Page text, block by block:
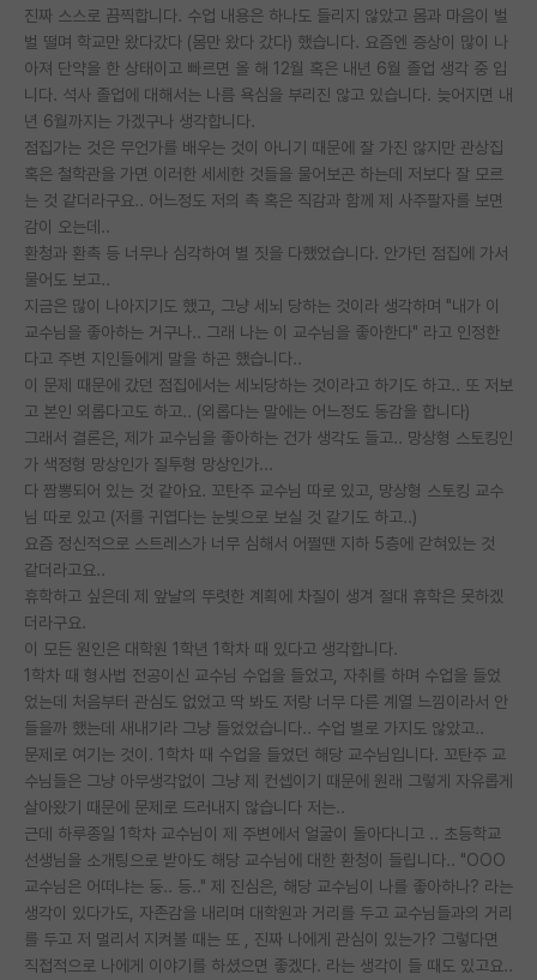
취업 게시판
임용 후기 게시판
PI 전용 게시판
인문사회 계열 게시판
특수/전문대학원 게시판
반도체/AI 게시판
장학금/장학생 게시판
학술 정보 게시판
홍보 게시판
커리어
유학교육
이벤트
반도체 아카데미
재팬라운지 🌸
진짜 스스로 끔찍합니다. 수업 내용은 하나도 들리지 않았고 몸과 마음이 벌
벌 떨며 학교만 왔다갔다 (몸만 왔다 갔다) 했습니다. 요즘엔 증상이 많이 나
아져 단약을 한 상태이고 빠르면 올 해 12월 혹은 내년 6월 졸업 생각 중 입
니다. 석사 졸업에 대해서는 나름 욕심을 부리진 않고 있습니다. 늦어지면 내
년 6월까지는 가겠구나 생각합니다.
점집가는 것은 무언가를 배우는 것이 아니기 때문에 잘 가진 않지만 관상집
혹은 철학관을 가면 이러한 세세한 것들을 물어보곤 하는데 저보다 잘 모르
는 것 같더라구요.. 어느정도 저의 촉 혹은 직감과 함께 제 사주팔자를 보면
감이 오는데..
환청과 환촉 등 너무나 심각하여 별 짓을 다했었습니다. 안가던 점집에 가서
물어도 보고..
지금은 많이 나아지기도 했고, 그냥 세뇌 당하는 것이라 생각하며 "내가 이
교수님을 좋아하는 거구나.. 그래 나는 이 교수님을 좋아한다" 라고 인정한
다고 주변 지인들에게 말을 하곤 했습니다..
이 문제 때문에 갔던 점집에서는 세뇌당하는 것이라고 하기도 하고.. 또 저보
고 본인 외롭다고도 하고.. (외롭다는 말에는 어느정도 동감을 합니다)
그래서 결론은, 제가 교수님을 좋아하는 건가 생각도 들고.. 망상형 스토킹인
가 색정형 망상인가 질투형 망상인가...
다 짬뽕되어 있는 것 같아요. 꼬탄주 교수님 따로 있고, 망상형 스토킹 교수
님 따로 있고 (저를 귀엽다는 눈빛으로 보실 것 같기도 하고..)
요즘 정신적으로 스트레스가 너무 심해서 어쩔땐 지하 5층에 갇혀있는 것
같더라고요..
휴학하고 싶은데 제 앞날의 뚜렷한 계획에 차질이 생겨 절대 휴학은 못하겠
더라구요.
이 모든 원인은 대학원 1학년 1학차 때 있다고 생각합니다.
1학차 때 형사법 전공이신 교수님 수업을 들었고, 자취를 하며 수업을 들었
었는데 처음부터 관심도 없었고 딱 봐도 저랑 너무 다른 계열 느낌이라서 안
들을까 했는데 새내기라 그냥 들었었습니다.. 수업 별로 가지도 않았고..
문제로 여기는 것이. 1학차 때 수업을 들었던 해당 교수님입니다. 꼬탄주 교
수님들은 그냥 아무생각없이 그냥 제 컨셉이기 때문에 원래 그렇게 자유롭게
살아왔기 때문에 문제로 드러내지 않습니다 저는..
근데 하루종일 1학차 교수님이 제 주변에서 얼굴이 돌아다니고 .. 초등학교
선생님을 소개팅으로 받아도 해당 교수님에 대한 환청이 들립니다.. "OOO
교수님은 어떠냐는 둥.. 등.." 제 진심은, 해당 교수님이 나를 좋아하나? 라는
생각이 있다가도, 자존감을 내리며 대학원과 거리를 두고 교수님들과의 거리
를 두고 저 멀리서 지켜볼 때는 또 , 진짜 나에게 관심이 있는가? 그렇다면
직접적으로 나에게 이야기를 하셨으면 좋겠다. 라는 생각이 들 때도 있고요..